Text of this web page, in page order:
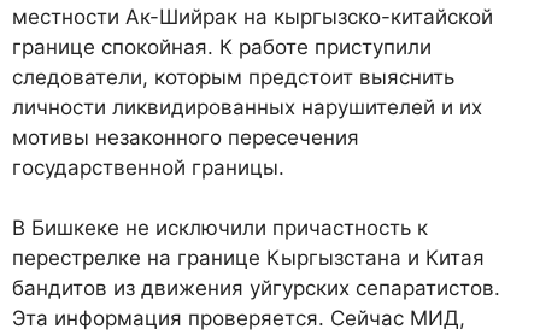
местности Ак-Шийрак на кыргызско-китайской
границе спокойная. К работе приступили
следователи, которым предстоит выяснить
личности ликвидированных нарушителей и их
мотивы незаконного пересечения
государственной границы.
В Бишкеке не исключили причастность к
перестрелке на границе Кыргызстана и Китая
бандитов из движения уйгурских сепаратистов.
Эта информация проверяется. Сейчас МИД,